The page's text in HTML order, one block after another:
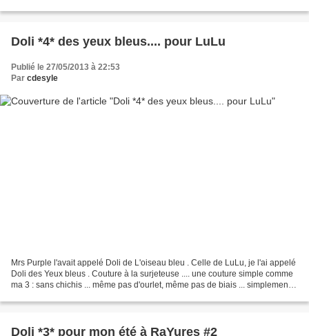
Doli *4* des yeux bleus.... pour LuLu
Publié le 27/05/2013 à 22:53
Par cdesyle
Mrs Purple l'avait appelé Doli de L'oiseau bleu . Celle de LuLu, je l'ai appelé
Doli des Yeux bleus . Couture à la surjeteuse .... une couture simple comme
ma 3 : sans chichis ... même pas d'ourlet, même pas de biais ... simplement
Doli *3* pour mon été à RaYures #2